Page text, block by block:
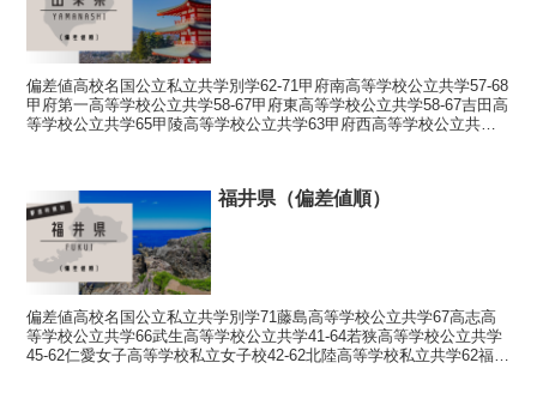
偏差値高校名国公立私立共学別学62-71甲府南高等学校公立共学57-68
甲府第一高等学校公立共学58-67甲府東高等学校公立共学58-67吉田高
等学校公立共学65甲陵高等学校公立共学63甲府西高等学校公立共学
福井県（偏差値順）
偏差値高校名国公立私立共学別学71藤島高等学校公立共学67高志高
等学校公立共学66武生高等学校公立共学41-64若狭高等学校公立共学
45-62仁愛女子高等学校私立女子校42-62北陸高等学校私立共学62福井